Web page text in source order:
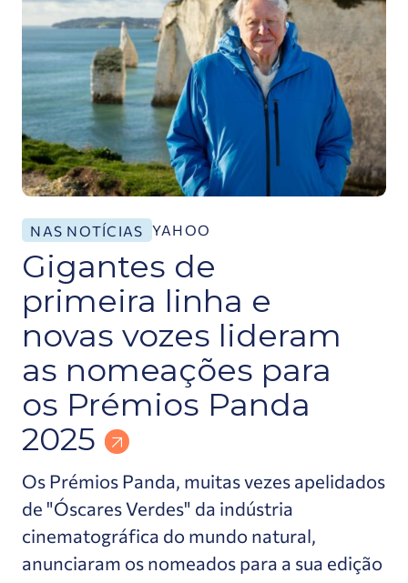
NAS NOTÍCIAS YAHOO
Gigantes de
primeira linha e
novas vozes lideram
as nomeações para
os Prémios Panda
2025
Os Prémios Panda, muitas vezes apelidados
de "Óscares Verdes" da indústria
cinematográfica do mundo natural,
anunciaram os nomeados para a sua edição